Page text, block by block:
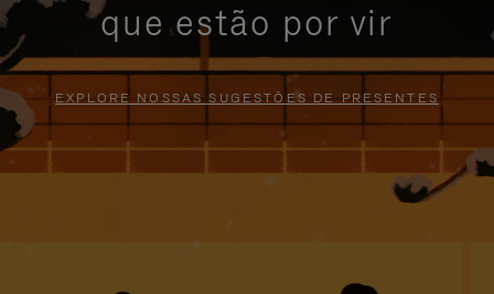
que estão por vir
EXPLORE NOSSAS SUGESTÕES DE PRESENTES